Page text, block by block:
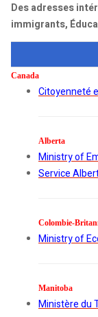
Des adresses
immigrants,
Canada
Citoyenneté
Alberta
Ministry of
Service
Colombie-
Ministry of
Manitoba
Ministère du